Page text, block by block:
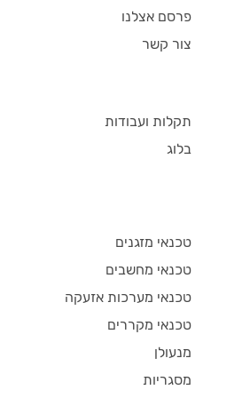
פרסם אצלנו
צור קשר
תקלות ועבודות
בלוג
טכנאי מזגנים
טכנאי מחשבים
טכנאי מערכות אזעקה
טכנאי מקררים
מנעולן
מסגריות